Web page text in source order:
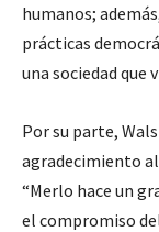
humanos;
prácticas
una sociedad que
Por su parte,
agradecimiento
“Merlo hace un
el compromiso